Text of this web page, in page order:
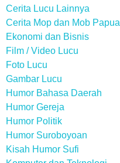
Cerita Lucu Lainnya
Cerita Mop dan Mob Papua
Ekonomi dan Bisnis
Film / Video Lucu
Foto Lucu
Gambar Lucu
Humor Bahasa Daerah
Humor Gereja
Humor Politik
Humor Suroboyoan
Kisah Humor Sufi